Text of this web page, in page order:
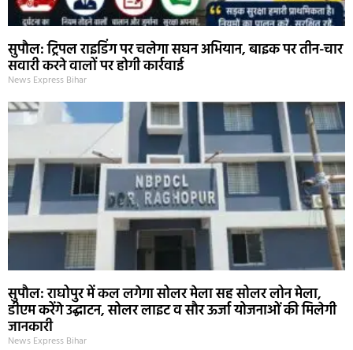
सुपौल: ट्रिपल राइडिंग पर चलेगा सघन अभियान, बाइक पर तीन-चार
सवारी करने वालों पर होगी कार्रवाई
News Express Bihar
सुपौल: राघोपुर में कल लगेगा सोलर मेला सह सोलर लोन मेला,
डीएम करेंगे उद्घाटन, सोलर लाइट व सौर ऊर्जा योजनाओं की मिलेगी
जानकारी
News Express Bihar